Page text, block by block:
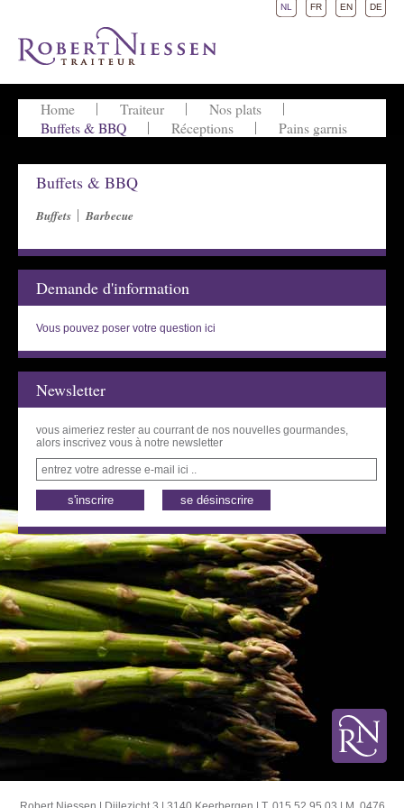
DE
EN
FR
NL
Home Traiteur
Nos plats
Buffets & BBQ
Réceptions Pains garnis
Buffets & BBQ
Buffets Barbecue
Demande d'information
Vous pouvez poser votre question ici
Newsletter
vous aimeriez rester au courrant de nos nouvelles gourmandes,
alors inscrivez vous à notre newsletter
entrez votre adresse e-mail ici ..